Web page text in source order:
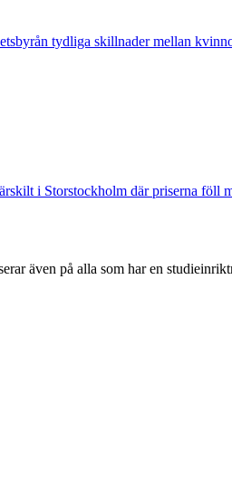
tydliga skillnader mellan
i Storstockholm där priserna föll
även på alla som har en